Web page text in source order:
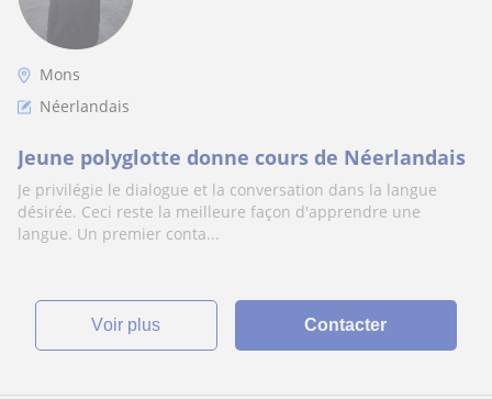
Mons
Néerlandais
Jeune polyglotte donne cours de Néerlandais
Je privilégie le dialogue et la conversation dans la langue
désirée. Ceci reste la meilleure façon d'apprendre une
langue. Un premier conta...
voir plus Contacter